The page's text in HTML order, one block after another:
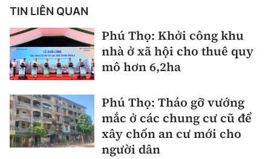
TIN LIÊN QUAN
Phú Thọ: Khởi công khu
nhà ở xã hội cho thuê quy
mô hơn 6,2ha
Phú Thọ: Tháo gỡ vướng
mắc ở các chung cư cũ để
xây chốn an cư mới cho
người dân